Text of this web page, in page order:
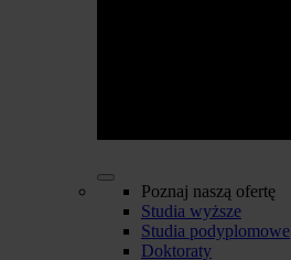
Poznaj naszą ofertę
Studia wyższe
Studia podyplomowe
Doktoraty